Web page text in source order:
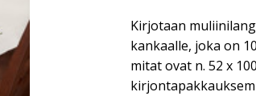
Kirjotaan
kankaalle, joka on
mitat ovat n. 52 x